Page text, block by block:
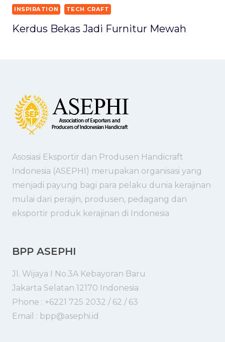
INSPIRATION TECH CRAFT
Kerdus Bekas Jadi Furnitur Mewah
Asosiasi Eksportir dan Produsen Handicraft
Indonesia (ASEPHI) merupakan organisasi yang
menjadi payung bagi para pelaku dunia kerajinan
mulai dari perajin, produsen, pedagang dan
eksportir produk kerajinan di Indonesia
BPP ASEPHI
Jl. Wijaya I No.3A Kebayoran Baru
Jakarta Selatan 12170 Indonesia
Phone : +6221 725 2032 / 62 / 63
Email : bpp@asephi.id